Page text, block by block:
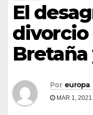
El
divorcio
Bretaña
Por europa
MAR 1, 2021